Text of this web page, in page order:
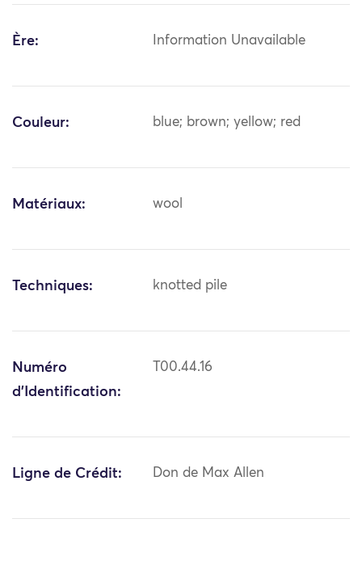
Ère: Information Unavailable
Couleur: blue; brown; yellow; red
Matériaux: wool
Techniques: knotted pile
Numéro
d'Identification:
T00.44.16
Ligne de Crédit: Don de Max Allen